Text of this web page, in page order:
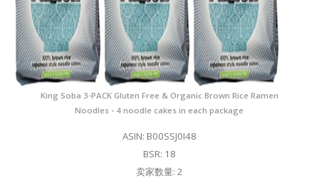
King Soba 3-PACK Gluten Free & Organic Brown Rice Ramen
Noodles - 4 noodle cakes in each package
ASIN: B00SSJ0I48
BSR: 18
卖家数量: 2